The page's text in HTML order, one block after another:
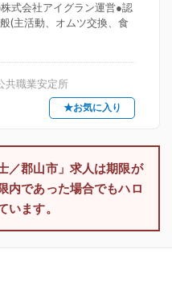
式会社アイグラン運営●認
(主活動、オムツ交換、食
共職業安定所
★お気に入り
／郡山市」求人は期限が
内であった場合でもハロ
います。